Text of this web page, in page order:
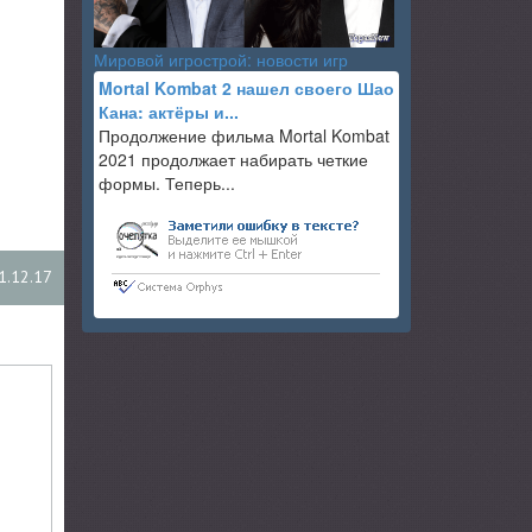
Мировой игрострой: новости игр
Mortal Kombat 2 нашел своего Шао
Кана: актёры и...
Продолжение фильма Mortal Kombat
2021 продолжает набирать четкие
формы. Теперь...